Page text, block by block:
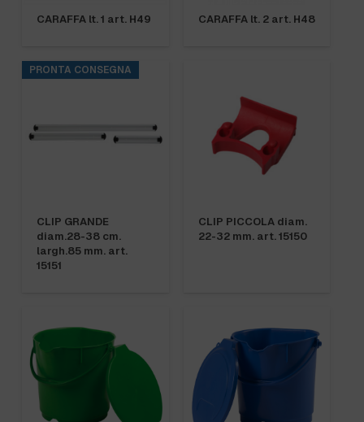
CARAFFA lt. 1 art. H49 CARAFFA lt. 2 art. H48
PRONTA CONSEGNA
CLIP GRANDE
diam.28-38 cm.
largh.85 mm. art.
15151
CLIP PICCOLA diam.
22-32 mm. art. 15150